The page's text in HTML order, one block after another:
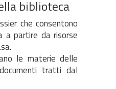
biblioteca
che consentono
a partire da risorse
le materie delle
tratti dal